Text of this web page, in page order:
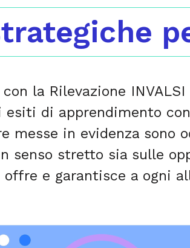
con la Rilevazione
esiti di apprendimento
messe in evidenza sono
senso stretto sia sulle
e garantisce a ogni